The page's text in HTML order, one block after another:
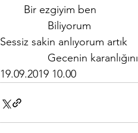
	Bir ezgiyim ben
		Biliyorum
Sessiz sakin anlıyorum artık
		Gecenin karanlığını
19.09.2019 10.00